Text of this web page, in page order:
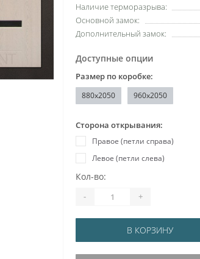
Наличие терморазрыва:
Основной замок:
Дополнительный замок:
Доступные опции
Размер по коробке:
880x2050 960x2050
Сторона открывания:
Правое (петли справа)
Левое (петли слева)
Кол-во:
- +
В КОРЗИНУ